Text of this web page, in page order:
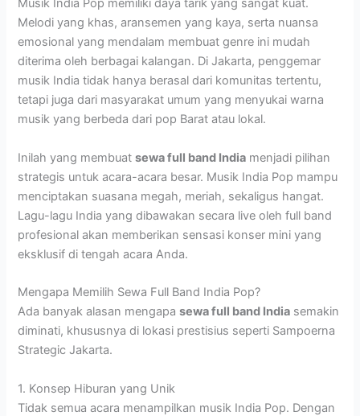
Musik India Pop memiliki daya tarik yang sangat kuat.
Melodi yang khas, aransemen yang kaya, serta nuansa
emosional yang mendalam membuat genre ini mudah
diterima oleh berbagai kalangan. Di Jakarta, penggemar
musik India tidak hanya berasal dari komunitas tertentu,
tetapi juga dari masyarakat umum yang menyukai warna
musik yang berbeda dari pop Barat atau lokal.
Inilah yang membuatsewa full band India menjadi pilihan
strategis untuk acara-acara besar. Musik India Pop mampu
menciptakan suasana megah, meriah, sekaligus hangat.
Lagu-lagu India yang dibawakan secara live oleh full band
profesional akan memberikan sensasi konser mini yang
eksklusif di tengah acara Anda.
Mengapa Memilih Sewa Full Band India Pop?
Ada banyak alasan mengapasewa full band India semakin
diminati, khususnya di lokasi prestisius seperti Sampoerna
Strategic Jakarta.
1. Konsep Hiburan yang Unik
Tidak semua acara menampilkan musik India Pop. Dengan